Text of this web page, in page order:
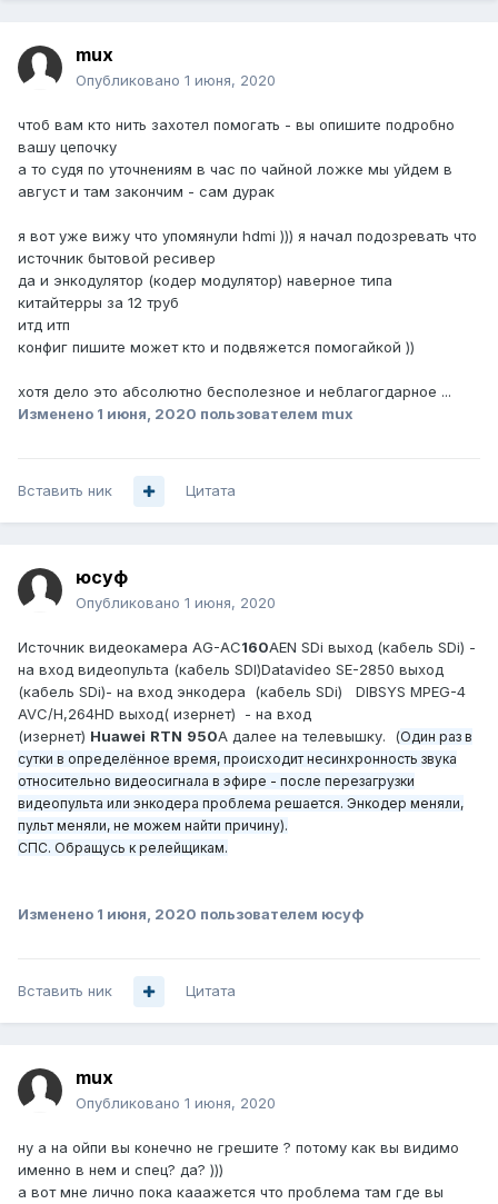
mux
Опубликовано 1 июня, 2020
чтоб вам кто нить захотел помогать - вы опишите подробно
вашу цепочку
а то судя по уточнениям в час по чайной ложке мы уйдем в
август и там закончим - сам дурак
я вот уже вижу что упомянули hdmi ))) я начал подозревать что
источник бытовой ресивер
да и энкодулятор (кодер модулятор) наверное типа
китайтерры за 12 труб
итд итп
конфиг пишите может кто и подвяжется помогайкой ))
хотя дело это абсолютно бесполезное и неблагогдарное ...
Изменено 1 июня, 2020 пользователем mux
Вставить ник Цитата
юсуф
Опубликовано 1 июня, 2020
Источник видеокамера AG-AC160AEN SDi выход (кабель SDi) -
на вход видеопульта (кабель SDI)Datavideo SE-2850 выход
(кабель SDi)- на вход энкодера (кабель SDi) DIBSYS MPEG-4
AVC/H,264HD выход( изернет) - на вход
(изернет) Huawei RTN 950A далее на телевышку. (Один раз в
сутки в определённое время, происходит несинхронность звука
относительно видеосигнала в эфире - после перезагрузки
видеопульта или энкодера проблема решается. Энкодер меняли,
пульт меняли, не можем найти причину).
СПС. Обращусь к релейщикам.
Изменено 1 июня, 2020 пользователем юсуф
Вставить ник Цитата
mux
Опубликовано 1 июня, 2020
ну а на ойпи вы конечно не грешите ? потому как вы видимо
именно в нем и спец? да? )))
а вот мне лично пока кааажется что проблема там где вы